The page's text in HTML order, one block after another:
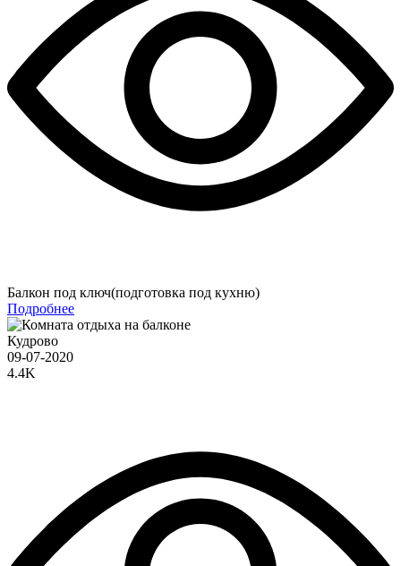
Балкон под ключ(подготовка под кухню)
Подробнее
Кудрово
09-07-2020
4.4K